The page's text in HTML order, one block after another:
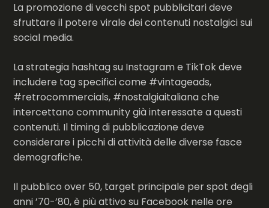
La promozione di vecchi spot pubblicitari deve
sfruttare il potere virale dei contenuti nostalgici sui
social media.
La strategia hashtag su Instagram e TikTok deve
includere tag specifici come #vintageads,
#retrocommercials, #nostalgiaitaliana che
intercettano community già interessate a questi
contenuti. Il timing di pubblicazione deve
considerare i picchi di attività delle diverse fasce
demografiche.
Il pubblico over 50, target principale per spot degli
anni ’70-’80, è più attivo su Facebook nelle ore